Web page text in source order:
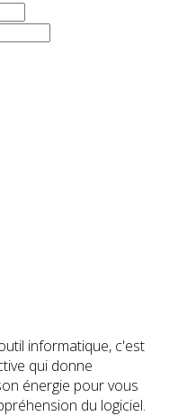
informatique, c'est
qui donne
énergie pour vous
du logiciel.